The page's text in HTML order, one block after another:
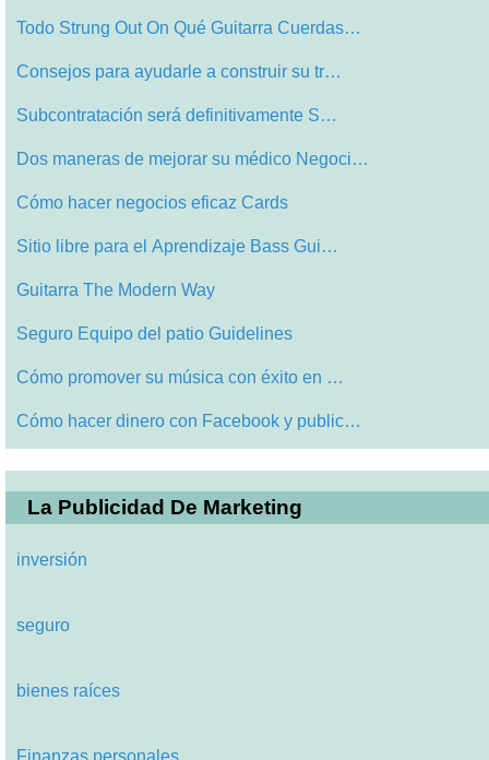
Todo Strung Out On Qué Guitarra Cuerdas…
Consejos para ayudarle a construir su tr…
Subcontratación será definitivamente S…
Dos maneras de mejorar su médico Negoci…
Cómo hacer negocios eficaz Cards
Sitio libre para el Aprendizaje Bass Gui…
Guitarra The Modern Way
Seguro Equipo del patio Guidelines
Cómo promover su música con éxito en …
Cómo hacer dinero con Facebook y public…
La Publicidad De Marketing
inversión
seguro
bienes raíces